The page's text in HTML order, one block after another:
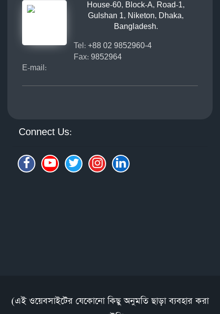
House-60, Block-A, Road-1,
Gulshan 1, Niketon, Dhaka,
Bangladesh.
Tel: +88 02 9852960-4
Fax: 9852964
E-mail:
Connect Us:
(এই ওয়েবসাইটের যেকোনো কিছু অনুমতি ছাড়া ব্যবহার করা